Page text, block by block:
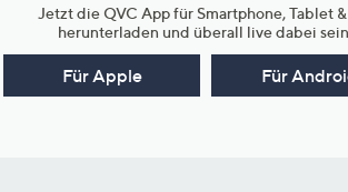
Jetzt die QVC App für Smartphone, Tablet &
herunterladen und überall live dabei
Für Apple Für